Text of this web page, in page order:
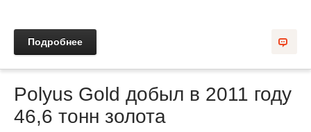
Подробнее
Polyus Gold добыл в 2011 году
46,6 тонн золота